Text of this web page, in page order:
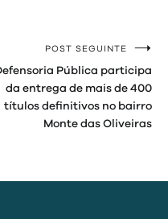
POST SEGUINTE
Pública participa
da entrega de mais de 400
títulos definitivos no bairro
Monte das Oliveiras